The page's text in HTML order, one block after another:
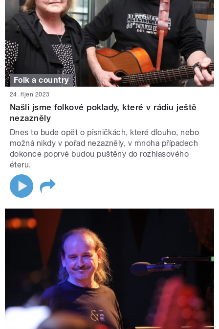
Folk a country
24. říjen 2023
Našli jsme folkové poklady, které v rádiu ještě
nezazněly
Dnes to bude opět o písničkách, které dlouho, nebo
možná nikdy v pořad nezazněly, v mnoha případech
dokonce poprvé budou puštěny do rozhlasového
éteru.